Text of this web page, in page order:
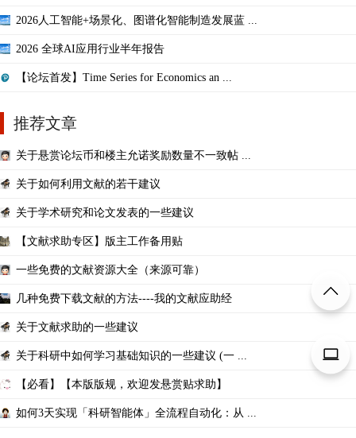
2026人工智能+场景化、图谱化智能制造发展蓝 ...
2026 全球AI应用行业半年报告
【论坛首发】Time Series for Economics an ...
推荐文章
关于悬赏论坛币和楼主允诺奖励数量不一致帖 ...
关于如何利用文献的若干建议
关于学术研究和论文发表的一些建议
【文献求助专区】版主工作备用贴
一些免费的文献资源大全（来源可靠）
几种免费下载文献的方法----我的文献应助经
关于文献求助的一些建议
关于科研中如何学习基础知识的一些建议 (一 ...
【必看】【本版版规，欢迎发悬赏贴求助】
如何3天实现「科研智能体」全流程自动化：从 ...